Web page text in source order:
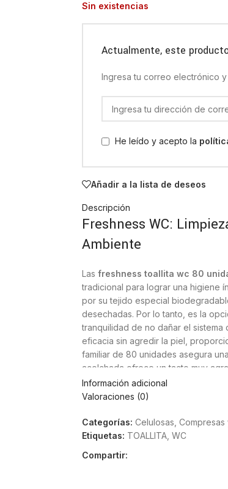
Sin existencias
Actualmente, este
Ingresa tu correo electrónico
He leído y acepto la
Añadir a la lista de deseos
Descripción
Freshness WC:
Ambiente
Lasfreshness toallita wc 80
tradicional para lograr una higiene
por su tejido especial
desechadas. Por lo tanto, es la
tranquilidad de no dañar el sistema
eficacia sin agredir la piel,
familiar de 80 unidades asegura
acolchada ofrece un tacto muy
Suavidad dermatológica
Este producto asegura una
con agentes calmantes. Por
piel sensible o tendencia a
Información adicional
Valoraciones (0)
Categorías: Celulosas Compresas
Etiquetas: TOALLITA WC
Compartir: